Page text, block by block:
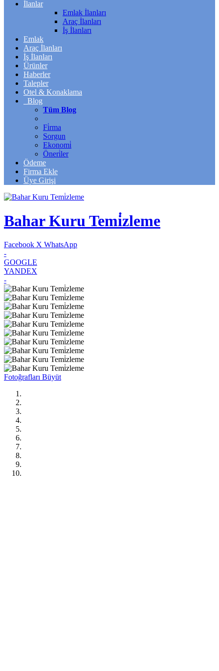
İlanlar
Emlak İlanları
Araç İlanları
İş İlanları
Emlak
Araç İlanları
İş İlanları
Ürünler
Haberler
Talepler
Otel & Konaklama
Blog
Tüm Blog
Fi̇rma
Sorgun
Ekonomi̇
Öneri̇ler
Ödeme
Firma Ekle
Üye Girişi
Bahar Kuru Temi̇zleme
Facebook X WhatsApp
-
GOOGLE
YANDEX
-
Fotoğrafları Büyüt